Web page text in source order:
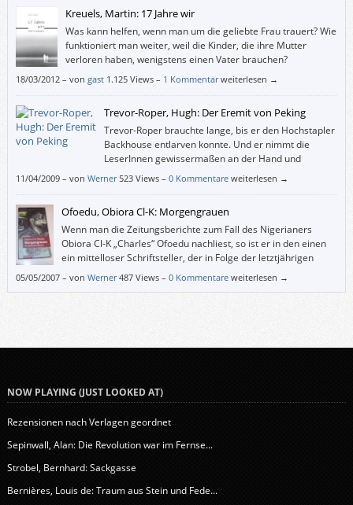
Kreuels, Martin: 17 Jahre wir
Was kann helfen, wenn man um die geliebte Frau trauert? Wie
funktioniert man weiter, weil die Kinder, die ihre Mutter
verloren haben, wenigstens einen Vater brauchen?
18/03/2012– von gast 1.125 Views – 1 Kommentar weiterlesen →
Trevor-Roper, Hugh: Der Eremit von Peking
Trevor-Roper brauchte lange, bis er den Hochstapler
Backhouse entlarven konnte. Und er nimmt die
LeserInnen gewissermaßen an der Hand und
präsentiert ihnen erst einmal die glänzende
nur noch ein erbärmlicher Rest übrig bleibt.
11/04/2009– von Werner 523 Views – 0 Kommentare weiterlesen →
Ofoedu, Obiora Cl-K: Morgengrauen
Wenn man die Zeitungsberichte zum Fall des Nigerianers
Obiora Cl-K „Charles“ Ofoedu nachliest, so ist er in den einen
ein mittelloser Schriftsteller, der in Folge der letztjährigen
„Operation Spring“ zu Unrecht als Drogenboss verdächtigt und
05/05/2007– von Werner 487 Views – 0 Kommentare weiterlesen →
NOW PLAYING (JUST LOOKED AT)
Rezensionen nach Verlagen geordnet
Sepinwall, Alan: Die Revolution war im Fernse...
Strobel, Bernhard: Sackgasse
Bernières, Louis de: Traum aus Stein und Fede...